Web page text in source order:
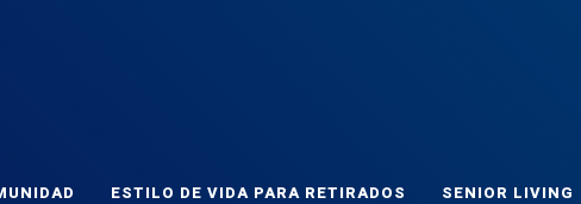
ESTILO DE VIDA PARA RETIRADOS SENIOR LIVING